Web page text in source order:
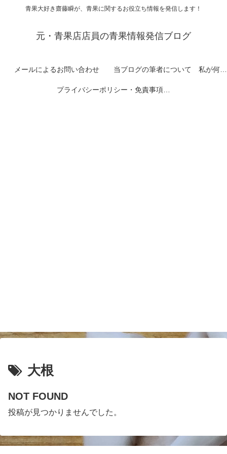
青果大好き齋藤瞬が、青果に関するお役立ち情報を発信します！
元・青果店店員の青果情報発信ブログ
メールによるお問い合わせ 当ブログの筆者について 私が何者なのかを紹介します
プライバシーポリシー・免責事項など
大根
NOT FOUND
投稿が見つかりませんでした。